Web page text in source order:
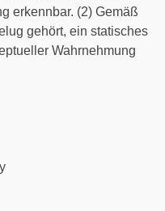
erkennbar. (2) Gemäß
gehört, ein statisches
Wahrnehmung